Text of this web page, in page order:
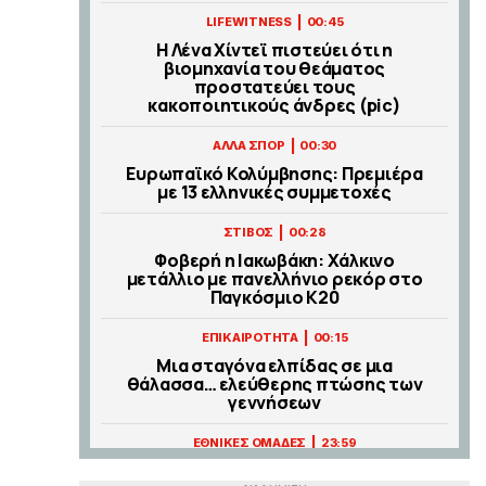
LIFEWITNESS 00:45
Η Λένα Χίντεϊ πιστεύει ότι η
βιομηχανία του θεάματος
προστατεύει τους
κακοποιητικούς άνδρες (pic)
ΑΛΛΑ ΣΠΟΡ 00:30
Ευρωπαϊκό Κολύμβησης: Πρεμιέρα
με 13 ελληνικές συμμετοχές
ΣΤΙΒΟΣ 00:28
Φοβερή η Ιακωβάκη: Xάλκινο
μετάλλιο με πανελλήνιο ρεκόρ στο
Παγκόσμιο Κ20
ΕΠΙΚΑΙΡΟΤΗΤΑ 00:15
Μια σταγόνα ελπίδας σε μια
θάλασσα… ελεύθερης πτώσης των
γεννήσεων
ΕΘΝΙΚΕΣ ΟΜΑΔΕΣ 23:59